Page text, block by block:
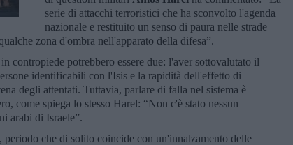
serie di attacchi terroristici che ha sconvolto l'agenda
nazionale e restituito un senso di paura nelle strade
zona d'ombra nell'apparato della difesa”.
contropiede potrebbero essere due: l'aver sottovalutato il
identificabili con l'Isis e la rapidità dell'effetto di
degli attentati. Tuttavia, parlare di falla nel sistema è
come spiega lo stesso Harel: “Non c'è stato nessun
arabi di Israele”.
periodo che di solito coincide con un'innalzamento delle